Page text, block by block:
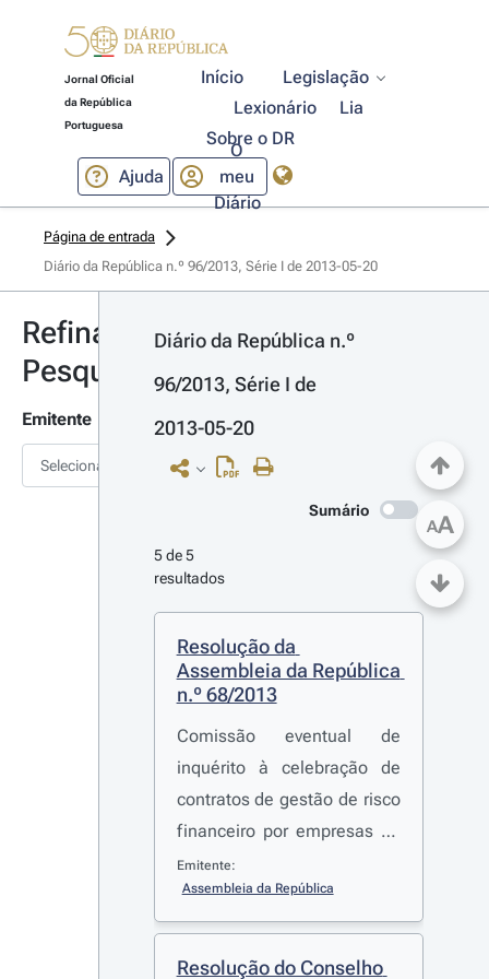
Jornal Oficial
da República
Portuguesa
Início
Legislação
Lexionário
Lia
Sobre o DR
Ajuda
O
meu
Diário
Página de entrada
Diário da República n.º 96/2013, Série I de 2013-05-20
Refinar
Pesquisa
Emitente
Selecionar
Diário da República n.º
96/2013, Série I de
2013-05-20
Sumário
5 de 5
resultados
Resolução da
Assembleia da República
n.º 68/2013
Comissão eventual de
inquérito à celebração de
contratos de gestão de risco
financeiro por empresas do
sector público
Emitente:
Assembleia da República
Resolução do Conselho
AA